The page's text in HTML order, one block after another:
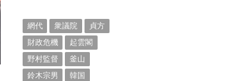
網代
衆議院
貞方
財政危機
起雲閣
野村監督
釜山
鈴木宗男
韓国